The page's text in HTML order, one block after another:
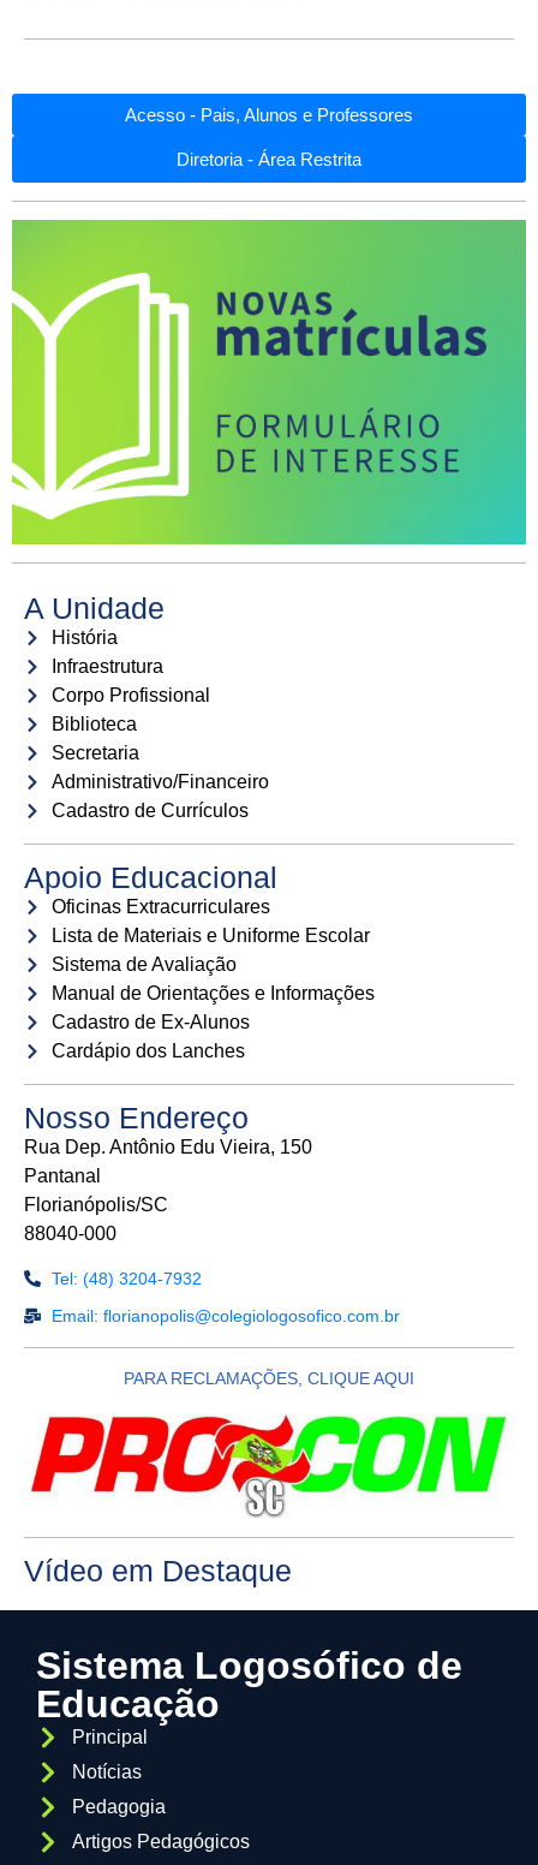
Acesso - Pais, Alunos e Professores
Diretoria - Área Restrita
A Unidade
História
Infraestrutura
Corpo Profissional
Biblioteca
Secretaria
Administrativo/Financeiro
Cadastro de Currículos
Apoio Educacional
Oficinas Extracurriculares
Lista de Materiais e Uniforme Escolar
Sistema de Avaliação
Manual de Orientações e Informações
Cadastro de Ex-Alunos
Cardápio dos Lanches
Nosso Endereço
Rua Dep. Antônio Edu Vieira, 150
Pantanal
Florianópolis/SC
88040-000
Tel: (48) 3204-7932
Email: florianopolis@colegiologosofico.com.br
PARA RECLAMAÇÕES, CLIQUE AQUI
Vídeo em Destaque
Sistema Logosófico de
Educação
Principal
Notícias
Pedagogia
Artigos Pedagógicos